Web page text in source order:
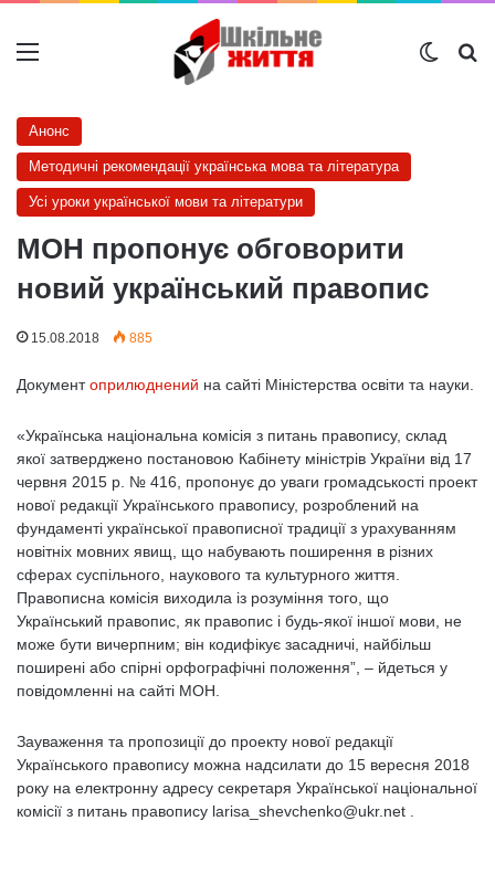
Меню
Анонс
Методичні рекомендації українська мова та література
Усі уроки української мови та літератури
МОН пропонує обговорити
новий український правопис
15.08.2018 885
Документоприлюднений на сайті Міністерства освіти та науки.
«Українська національна комісія з питань правопису, склад
якої затверджено постановою Кабінету міністрів України від 17
червня 2015 р. № 416, пропонує до уваги громадськості проект
нової редакції Українського правопису, розроблений на
фундаменті української правописної традиції з урахуванням
новітніх мовних явищ, що набувають поширення в різних
сферах суспільного, наукового та культурного життя.
Правописна комісія виходила із розуміння того, що
Український правопис, як правопис і будь-якої іншої мови, не
може бути вичерпним; він кодифікує засадничі, найбільш
поширені або спірні орфографічні положення”, – йдеться у
повідомленні на сайті МОН.
Зауваження та пропозиції до проекту нової редакції
Українського правопису можна надсилати до 15 вересня 2018
року на електронну адресу секретаря Української національної
комісії з питань правопису larisa_shevchenko@ukr.net .